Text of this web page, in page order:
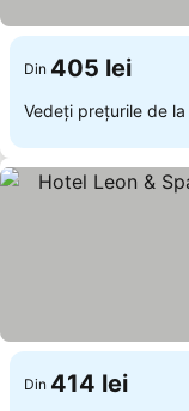
Din 405 lei
Vedeți prețurile de la
Din 414 lei